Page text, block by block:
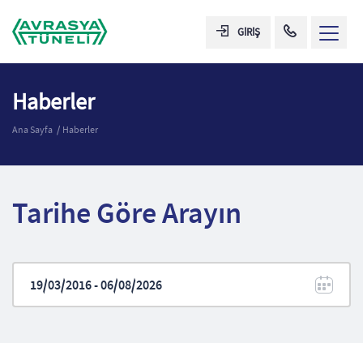
GİRİŞ
Haberler
Ana Sayfa Haberler
Tarihe Göre Arayın